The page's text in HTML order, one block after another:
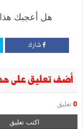
هل أعجبك
شارك
أضف تعليق على
0 تعليق
اكتب تعليق